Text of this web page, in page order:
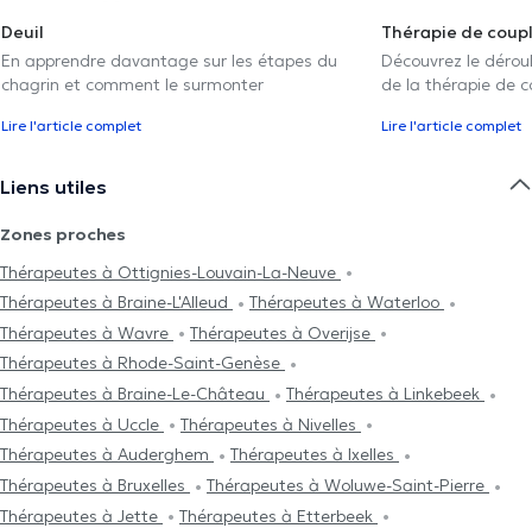
Deuil
En apprendre davantage sur les étapes du
chagrin et comment le surmonter
Lire l'article complet
Thérapie de
Découvrez le
de la thérapie de
Lire l'article complet
Liens utiles
Zones proches
Thérapeutes à Ottignies-Louvain-La-Neuve
Thérapeutes à Braine-L'Alleud
Thérapeutes à Waterloo
Thérapeutes à Wavre
Thérapeutes à Overijse
Thérapeutes à Rhode-Saint-Genèse
Thérapeutes à Braine-Le-Château
Thérapeutes à Linkebeek
Thérapeutes à Uccle
Thérapeutes à Nivelles
Thérapeutes à Auderghem
Thérapeutes à Ixelles
Thérapeutes à Bruxelles
Thérapeutes à Woluwe-Saint-Pierre
Thérapeutes à Jette
Thérapeutes à Etterbeek